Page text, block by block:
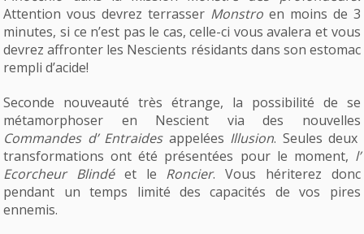
Attention vous devrez terrasser Monstro en moins de 3
minutes, si ce n’est pas le cas, celle-ci vous avalera et vous
devrez affronter les Nescients résidants dans son estomac
rempli d’acide!
Seconde nouveauté très étrange, la possibilité de se
métamorphoser en Nescient via des nouvelles
Commandes d’ Entraidesappelées Illusion. Seules deux
transformations ont été présentées pour le moment, l’
Ecorcheur Blindéet le Roncier. Vous hériterez donc
pendant un temps limité des capacités de vos pires
ennemis.